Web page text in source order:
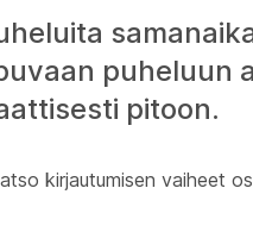
puheluun
pitoon.
kirjautumisen vaiheet